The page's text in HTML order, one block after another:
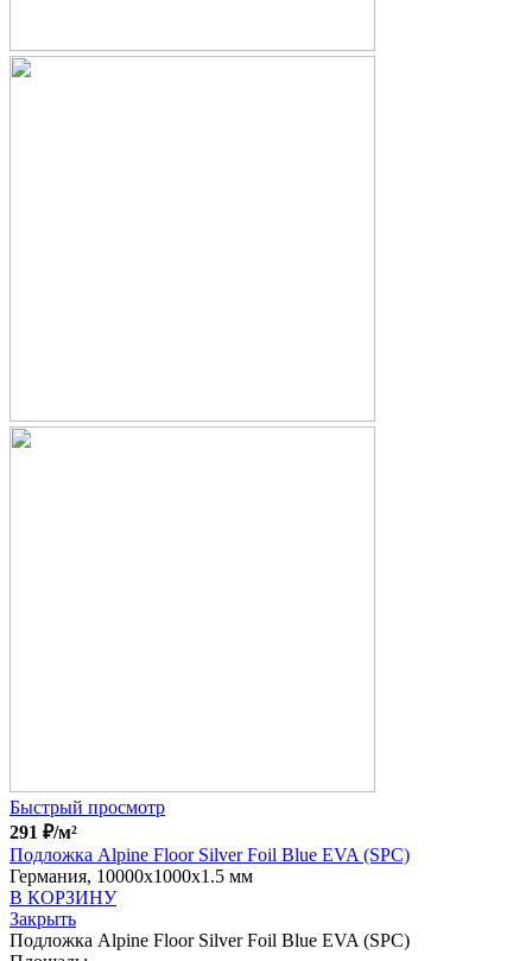
Быстрый просмотр
291 ₽/м²
Подложка Alpine Floor Silver Foil Blue EVA (SPC)
Германия, 10000x1000x1.5 мм
В КОРЗИНУ
Закрыть
Подложка Alpine Floor Silver Foil Blue EVA (SPC)